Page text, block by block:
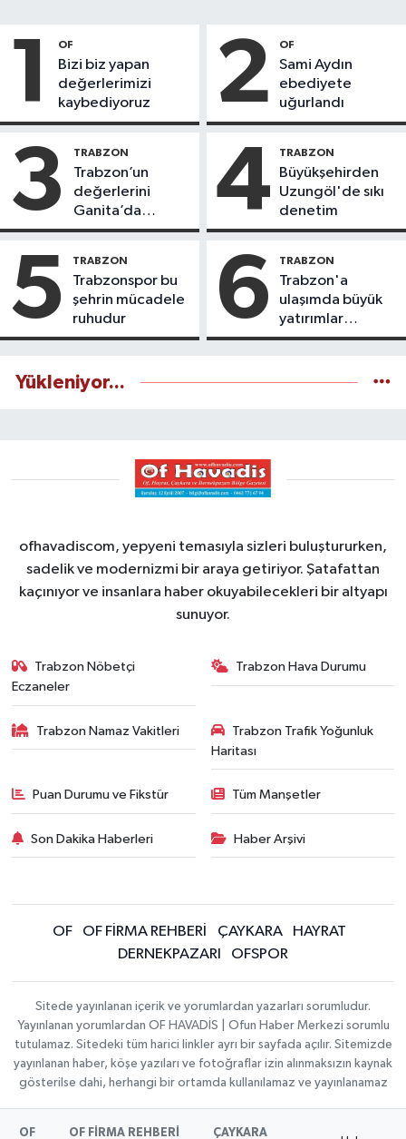
1 OF
Bizi biz yapan
değerlerimizi
kaybediyoruz
2 OF
Sami Aydın
ebediyete
uğurlandı
3 TRABZON
Trabzon’un
değerlerini
Ganita’da
yaşatıyoruz
4 TRABZON
Büyükşehirden
Uzungöl'de sıkı
denetim
5 TRABZON
Trabzonspor bu
şehrin mücadele
ruhudur
6 TRABZON
Trabzon'a
ulaşımda büyük
yatırımlar
yapılıyor
Yükleniyor...
ofhavadiscom, yepyeni temasıyla sizleri buluştururken,
sadelik ve modernizmi bir araya getiriyor. Şatafattan
kaçınıyor ve insanlara haber okuyabilecekleri bir altyapı
sunuyor.
Trabzon Nöbetçi
Eczaneler
Trabzon Hava Durumu
Trabzon Namaz Vakitleri
Trabzon Trafik Yoğunluk
Haritası
Puan Durumu ve Fikstür Tüm Manşetler
Son Dakika Haberleri Haber Arşivi
OF OF FİRMA REHBERİ ÇAYKARA
HAYRAT
DERNEKPAZARI
OFSPOR
Sitede yayınlanan içerik ve yorumlardan yazarları sorumludur.
Yayınlanan yorumlardan OF HAVADİS | Ofun Haber Merkezi sorumlu
tutulamaz. Sitedeki tüm harici linkler ayrı bir sayfada açılır. Sitemizde
yayınlanan haber, köşe yazıları ve fotoğraflar izin alınmaksızın kaynak
gösterilse dahi, herhangi bir ortamda kullanılamaz ve yayınlanamaz
OF OF FİRMA REHBERİ ÇAYKARA